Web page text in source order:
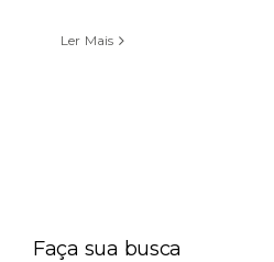
Ler Mais
Faça sua busca